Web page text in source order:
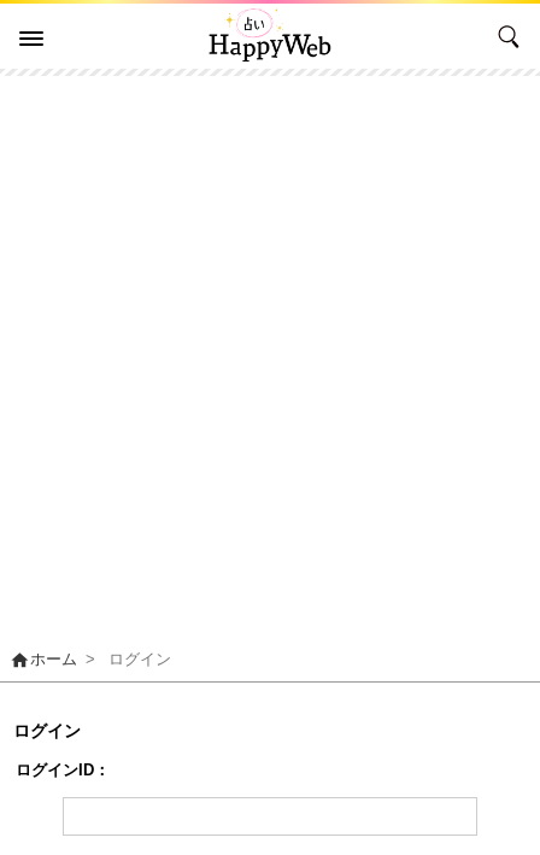
homeホーム > ログイン
ログイン
ログインID：